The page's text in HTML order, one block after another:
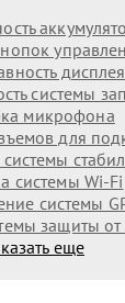
дисплея
системы
микрофона
для
системы Wi-Fi
системы
защиты от
еще